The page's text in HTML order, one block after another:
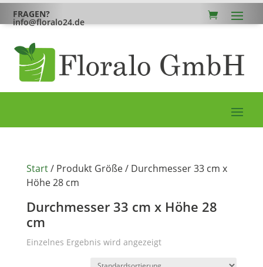
FRAGEN?
info@floralo24.de
Start/ Produkt Größe / Durchmesser 33 cm x
Höhe 28 cm
Durchmesser 33 cm x Höhe 28
cm
Einzelnes Ergebnis wird angezeigt